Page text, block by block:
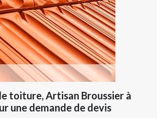
toiture, Artisan Broussier à
une demande de devis